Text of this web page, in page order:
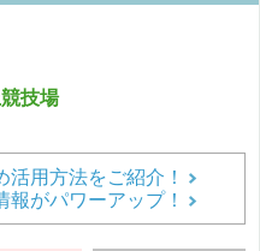
技場
用方法をご紹介！
がパワーアップ！